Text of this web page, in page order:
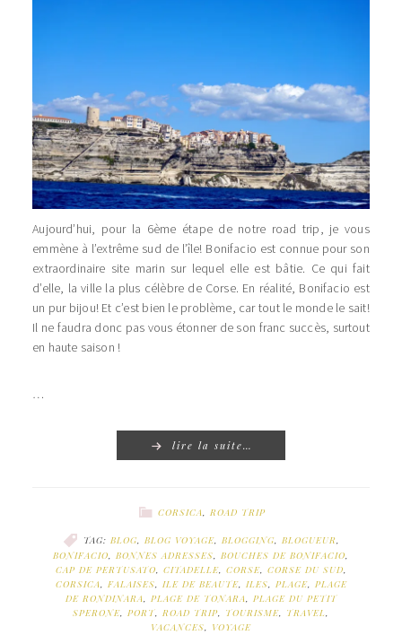
Aujourd’hui, pour la 6ème étape de notre road trip, je vous
emmène à l’extrême sud de l’île! Bonifacio est connue pour son
extraordinaire site marin sur lequel elle est bâtie. Ce qui fait
d’elle, la ville la plus célèbre de Corse. En réalité, Bonifacio est
un pur bijou! Et c’est bien le problème, car tout le monde le sait!
Il ne faudra donc pas vous étonner de son franc succès, surtout
en haute saison !
…
lire la suite…
CORSICA, ROAD TRIP
TAG: BLOG, BLOG VOYAGE, BLOGGING, BLOGUEUR,
BONIFACIO, BONNES ADRESSES, BOUCHES DE BONIFACIO,
CAP DE PERTUSATO, CITADELLE, CORSE, CORSE DU SUD,
CORSICA, FALAISES, ILE DE BEAUTE, ILES, PLAGE, PLAGE
DE RONDINARA, PLAGE DE TONARA, PLAGE DU PETIT
SPERONE, PORT, ROAD TRIP, TOURISME, TRAVEL,
VACANCES, VOYAGE